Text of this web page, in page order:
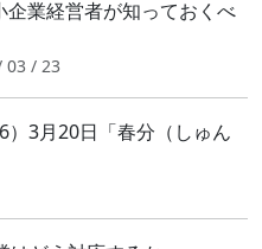
業経営者が知っておくべ
03 / 23
3月20日「春分（しゅん